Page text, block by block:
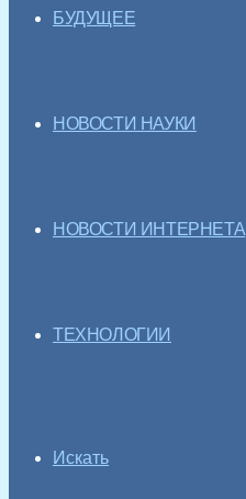
БУДУЩЕЕ
НОВОСТИ НАУКИ
НОВОСТИ ИНТЕРНЕТА
ТЕХНОЛОГИИ
Искать